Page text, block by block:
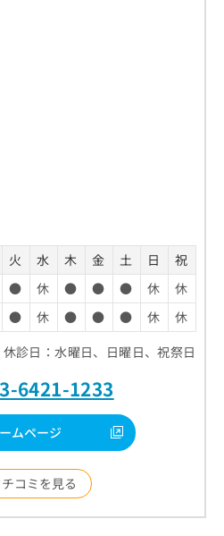
火 水 木 金 土 日
祝
● 休 ● ● ● 休
休
● 休 ● ● ● 休
休
休診日：水曜日、日曜日、祝祭日
6421-1233
ムページ
コミを見る